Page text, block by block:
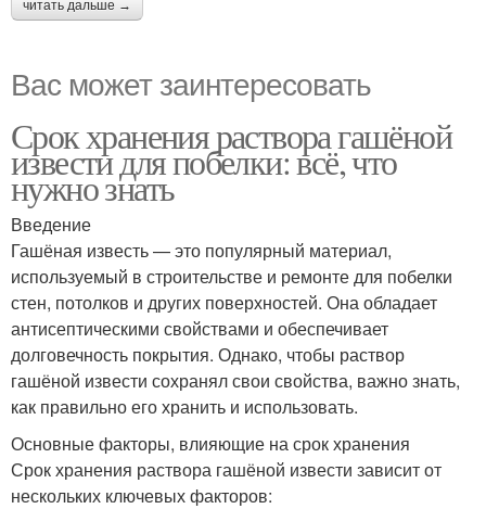
читать дальше →
Вас может заинтересовать
Срок хранения раствора гашёной
извести для побелки: всё, что
нужно знать
Введение
Гашёная известь — это популярный материал,
используемый в строительстве и ремонте для побелки
стен, потолков и других поверхностей. Она обладает
антисептическими свойствами и обеспечивает
долговечность покрытия. Однако, чтобы раствор
гашёной извести сохранял свои свойства, важно знать,
как правильно его хранить и использовать.
Основные факторы, влияющие на срок хранения
Срок хранения раствора гашёной извести зависит от
нескольких ключевых факторов: